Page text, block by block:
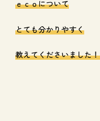
ｅｃｏについて
とても分かりやすく
教えてくださいました